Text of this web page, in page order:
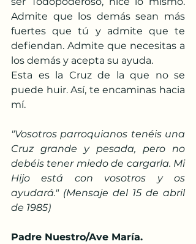
Admite que los demás sean más
fuertes que tú y admite que te
defiendan. Admite que necesitas a
los demás y acepta su ayuda.
Esta es la Cruz de la que no se
puede huir. Así, te encaminas hacia
mí.
"Vosotros parroquianos tenéis una
Cruz grande y pesada, pero no
debéis tener miedo de cargarla. Mi
Hijo está con vosotros y os
ayudará." (Mensaje del 15 de abril
de 1985)
Padre Nuestro/Ave María.